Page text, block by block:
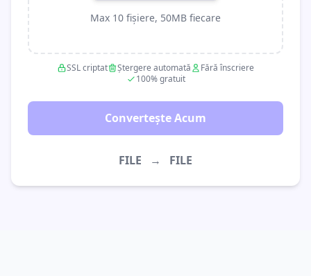
Max 10 fișiere, 50MB fiecare
SSL criptat Ștergere automată
Fără înscriere
100% gratuit
Convertește Acum
FILE → FILE